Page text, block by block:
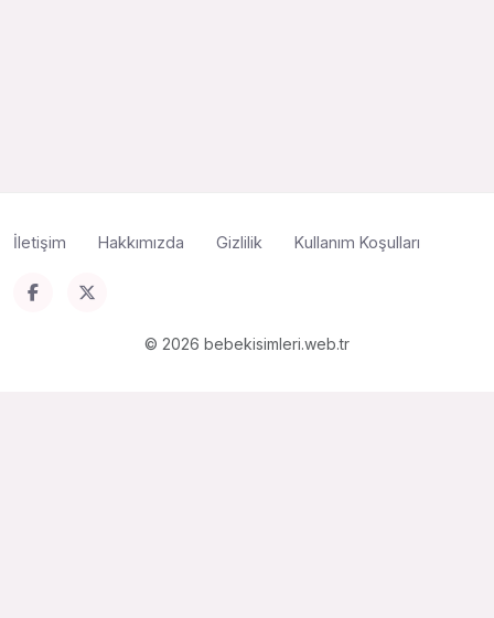
İletişim Hakkımızda Gizlilik Kullanım Koşulları
© 2026 bebekisimleri.web.tr